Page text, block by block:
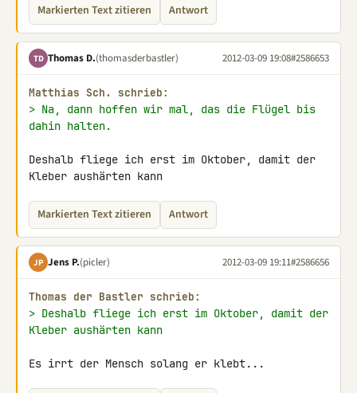
Markierten Text zitieren Antwort
TD Thomas D.(thomasderbastler) 2012-03-09 19:08#2586653
Matthias Sch. schrieb:
> Na, dann hoffen wir mal, das die Flügel bis
dahin halten.
Deshalb fliege ich erst im Oktober, damit der
Kleber aushärten kann
Markierten Text zitieren Antwort
JP Jens P.(picler) 2012-03-09 19:11#2586656
Thomas der Bastler schrieb:
> Deshalb fliege ich erst im Oktober, damit der
Kleber aushärten kann
Es irrt der Mensch solang er klebt...